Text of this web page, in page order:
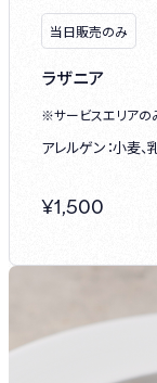
当日販売のみ
ラザニア
※サービスエリアの
アレルゲン：小麦、
¥1,500